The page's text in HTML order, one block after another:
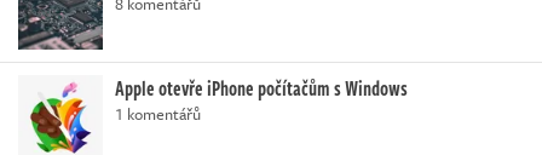
Apple otevře iPhone počítačům s Windows
1 komentářů